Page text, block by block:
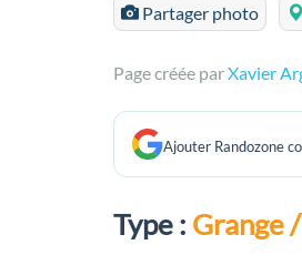
Partager photo
Page créée parXavier
Ajouter Randozone
Type : Grange